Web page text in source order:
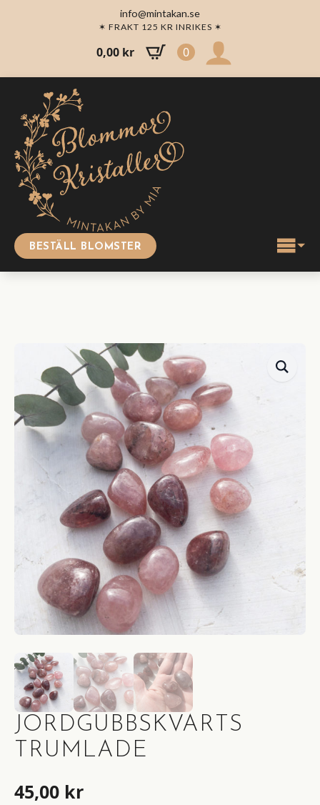
info@mintakan.se
✶ FRAKT 125 KR INRIKES ✶
0,00 kr 0
BESTÄLL BLOMSTER
JORDGUBBSKVARTS
TRUMLADE
45,00 kr